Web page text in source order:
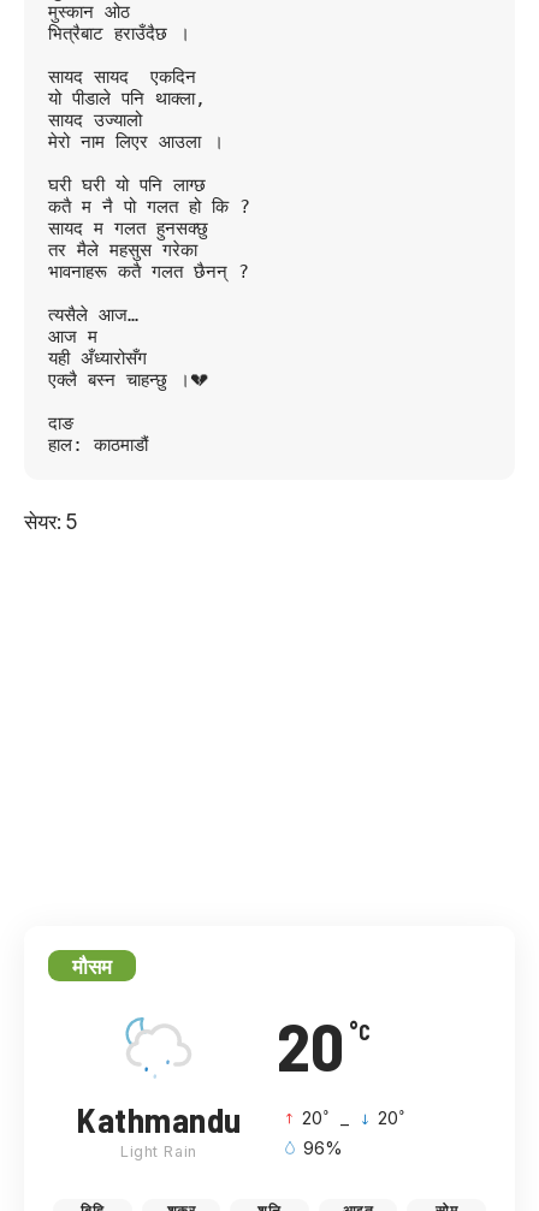
मुस्कान ओठ
भित्रैबाट हराउँदैछ ।
सायद सायद  एकदिन
यो पीडाले पनि थाक्ला,
सायद उज्यालो
मेरो नाम लिएर आउला ।
घरी घरी यो पनि लाग्छ
कतै म नै पो गलत हो कि ?
सायद म गलत हुनसक्छु
तर मैले महसुस गरेका
भावनाहरू कतै गलत छैनन् ?
त्यसैले आज…
आज म
यही अँध्यारोसँग
एक्लै बस्न चाहन्छु ।💔
दाङ
हाल: काठमाडौं
सेयर: 5
मौसम
20 °C
Kathmandu
Light Rain
20° 20°
96%